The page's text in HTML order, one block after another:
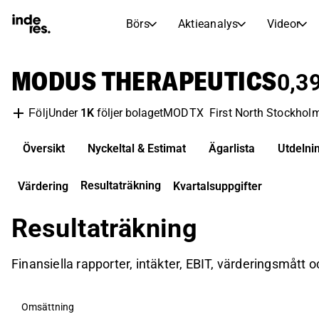
Börs Aktieanalys Videor
Börs
Börskalender
Utdelningskalender
Kommande och tidigare utdelningar
Aktieanalys
Portfölj
inderesTV
Transkriptioner
Aktiejämförelse
Earnings Season
MODUS THERAPEUTICS
FöljUnder 1K följer bolagetMODTX First North
Översikt Nyckeltal & Estimat Ägarlista
Värdering Resultaträkning Kvartalsuppgifter
Resultaträkning
Finansiella rapporter, intäkter, EBIT, värderingsmått
Omsättning